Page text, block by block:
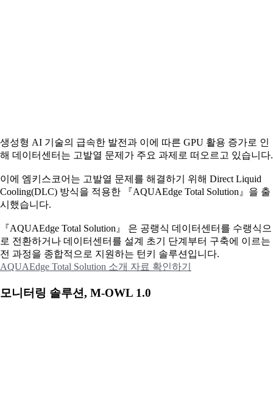
생성형 AI 기술의 급속한 발전과 이에 따른 GPU 활용 증가로 인
해 데이터센터는 고발열 문제가 주요 과제로 떠오르고 있습니다.
이에 엠키스코어는 고발열 문제를 해결하기 위해 Direct Liquid
Cooling(DLC) 방식을 적용한 『AQUAEdge Total Solution』을 출
시했습니다.
『AQUAEdge Total Solution』 은 공랭식 데이터센터를 수랭식으
로 전환하거나 데이터센터를 설계 초기 단계부터 구축에 이르는
전 과정을 종합적으로 지원하는 턴키 솔루션입니다.
AQUAEdge Total Solution 소개 자료 확인하기
모니터링 솔루션, M-OWL 1.0